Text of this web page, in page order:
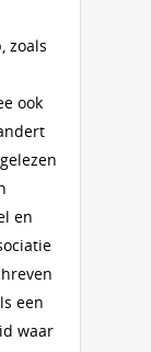
zoals
ook
en
een
waar